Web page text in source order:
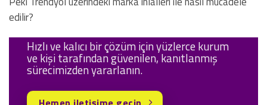
edilir?
Hızlı ve kalıcı bir çözüm için yüzlerce kurum
ve kişi tarafından güvenilen, kanıtlanmış
sürecimizden yararlanın.